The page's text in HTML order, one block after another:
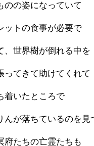
のの姿になっていて
ットの食事が必要で
、世界樹が倒れる中を
ってきて助けてくれて
着いたところで
んが落ちているのを見
府たちの亡霊たちも